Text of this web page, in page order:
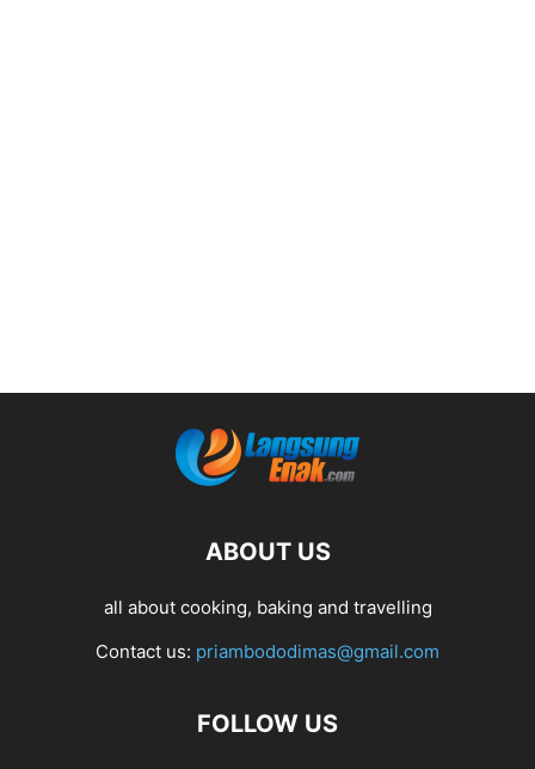
ABOUT US
all about cooking, baking and travelling
Contact us: priambododimas@gmail.com
FOLLOW US